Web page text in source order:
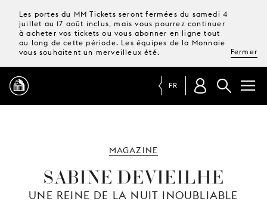
Les portes du MM Tickets seront fermées du samedi 4
juillet au 17 août inclus, mais vous pourrez continuer
à acheter vos tickets ou vous abonner en ligne tout
au long de cette période. Les équipes de la Monnaie
vous souhaitent un merveilleux été.
Fermer
TICKETS &
FR
MAGAZINE
SABINE DEVIEILHE
UNE REINE DE LA NUIT INOUBLIABLE